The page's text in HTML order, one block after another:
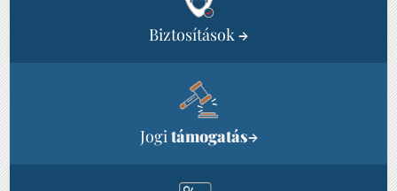
Biztosítások →
Jogitámogatás→